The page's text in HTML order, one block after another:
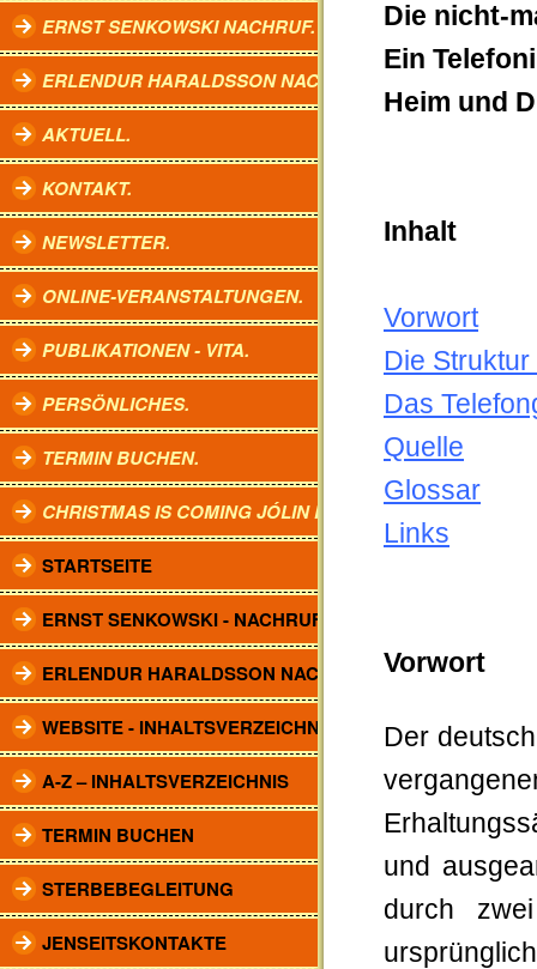
ERNST SENKOWSKI NACHRUF.
ERLENDUR HARALDSSON NACHRUF.
AKTUELL.
KONTAKT.
NEWSLETTER.
ONLINE-VERANSTALTUNGEN.
PUBLIKATIONEN - VITA.
PERSÖNLICHES.
TERMIN BUCHEN.
CHRISTMAS IS COMING JÓLIN KOMA.
STARTSEITE
ERNST SENKOWSKI - NACHRUF
ERLENDUR HARALDSSON NACHRUF
WEBSITE - INHALTSVERZEICHNIS
A-Z – INHALTSVERZEICHNIS
TERMIN BUCHEN
STERBEBEGLEITUNG
JENSEITSKONTAKTE
Die nicht-
Ein
Heim und
Inhalt
Vorwort
Die
Das
Quelle
Glossar
Links
Vorwort
Der
und
durch